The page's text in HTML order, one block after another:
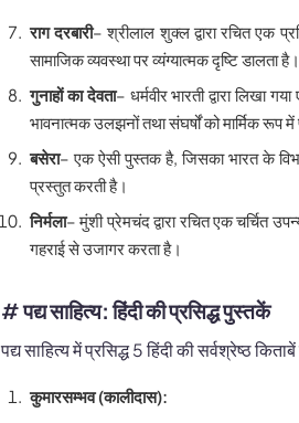
राग दरबारी– श्रीलाल शुक्ल द्वारा रचित एक
सामाजिक व्यवस्था पर व्यंग्यात्मक दृष्टि डालता है।
गुनाहों का देवता– धर्मवीर भारती द्वारा लिखा
भावनात्मक उलझनों तथा संघर्षों को मार्मिक रूप
बसेरा– एक ऐसी पुस्तक है, जिसका भारत के
प्रस्तुत करती है।
निर्मला– मुंशी प्रेमचंद द्वारा रचित एक चर्चित
गहराई से उजागर करता है।
# पद्य साहित्य: हिंदी की प्रसिद्ध पुस्तकें
पद्य साहित्य में प्रसिद्ध 5 हिंदी की सर्वश्रेष्ठ
कुमारसम्भव (कालीदास):